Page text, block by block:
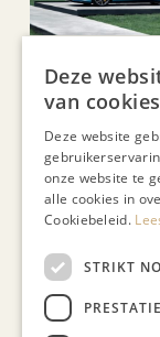
Bekijk alle
Deze
van
Deze website
onze website te
alle cookies in
Cookiebeleid.
STRIKT
PRESTATIE